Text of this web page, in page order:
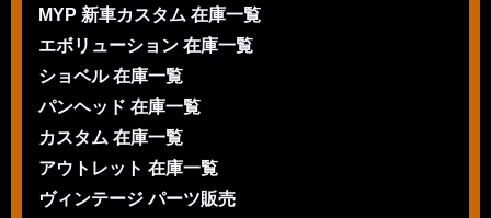
MYP 新車カスタム 在庫一覧
エボリューション 在庫一覧
ショベル 在庫一覧
パンヘッド 在庫一覧
カスタム 在庫一覧
アウトレット 在庫一覧
ヴィンテージ パーツ販売